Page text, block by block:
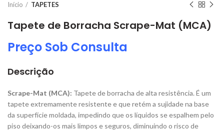
Início TAPETES
Tapete de Borracha Scrape-Mat (MCA)
Preço Sob Consulta
Descrição
Scrape-Mat (MCA): Tapete de borracha de alta resistência. É um
tapete extremamente resistente e que retém a sujidade na base
da superfície moldada, impedindo que os líquidos se espalhem pelo
piso deixando-os mais limpos e seguros, diminuindo o risco de